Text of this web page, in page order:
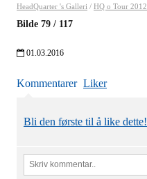
HeadQuarter 's Galleri / HQ o Tour 2012
Bilde 79 / 117
01.03.2016
Kommentarer Liker
Bli den første til å like dette!